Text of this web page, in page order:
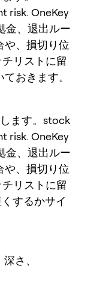
risk. OneKey
金、退出ルー
や、損切り位
リストに留
おきます。
ます。stock
risk. OneKey
金、退出ルー
や、損切り位
リストに留
するかサイ
さ、